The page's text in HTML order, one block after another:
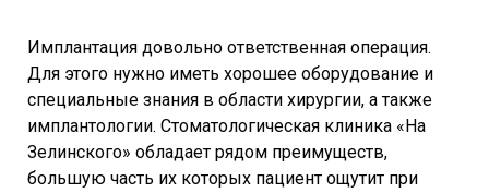
Имплантация довольно ответственная операция.
Для этого нужно иметь хорошее оборудование и
специальные знания в области хирургии, а также
имплантологии. Стоматологическая клиника «На
Зелинского» обладает рядом преимуществ,
большую часть их которых пациент ощутит при